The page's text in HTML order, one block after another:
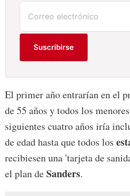
Suscribirse
El primer año entrarían en el
de 55 años y todos los
siguientes cuatro años iría
de edad hasta que todos los
recibiesen una 'tarjeta de
el plan deSanders.